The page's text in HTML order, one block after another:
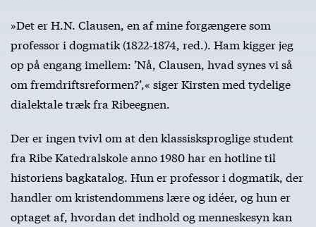
»Det er H.N. Clausen, en af mine forgængere som
professor i dogmatik (1822-1874, red.). Ham kigger jeg
op på engang imellem: ’Nå, Clausen, hvad synes vi så
om fremdriftsreformen?’,« siger Kirsten med tydelige
dialektale træk fra Ribeegnen.
Der er ingen tvivl om at den klassisksproglige student
fra Ribe Katedralskole anno 1980 har en hotline til
historiens bagkatalog. Hun er professor i dogmatik, der
handler om kristendommens lære og idéer, og hun er
optaget af, hvordan det indhold og menneskesyn kan